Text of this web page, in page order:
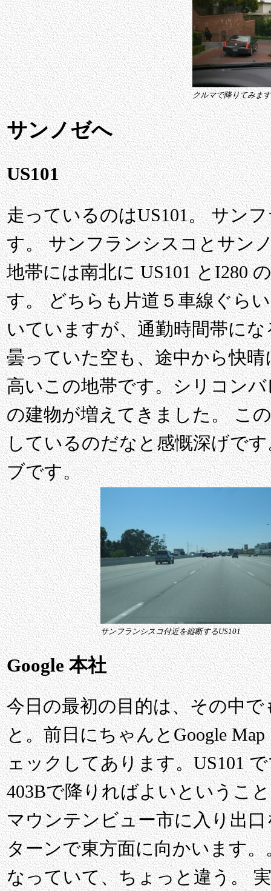
クルマで降りてみます
サンノゼへ
US101
走っているのはUS101。 サン
す。 サンフランシスコとサン
地帯には南北に US101 とI280
す。 どちらも片道５車線ぐら
いていますが、通勤時間帯に
曇っていた空も、途中から快
高いこの地帯です。シリコン
の建物が増えてきました。 こ
しているのだなと感慨深げで
ブです。
サンフランシスコ付近を縦断するUS101
Google 本社
今日の最初の目的は、その中
と。前日にちゃんとGoogle
ェックしてあります。US101
403Bで降りればよいというこ
マウンテンビュー市に入り出
ターンで東方面に向かいます
なっていて、ちょっと違う。